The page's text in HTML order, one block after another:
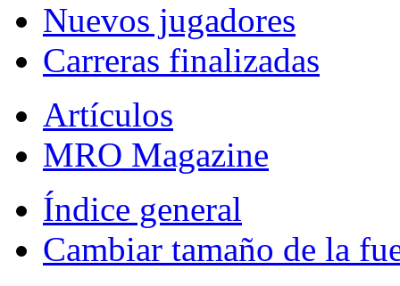
Nuevos jugadores
Carreras finalizadas
Artículos
MRO Magazine
Índice general
Cambiar tamaño de la